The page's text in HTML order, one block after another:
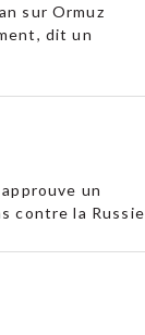
sur Ormuz
dit un
un
contre la Russie